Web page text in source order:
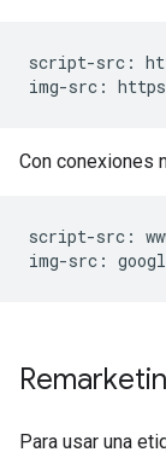
script-src :
img-src : https
Con conexiones
script-src :
img-src :
Para usar una